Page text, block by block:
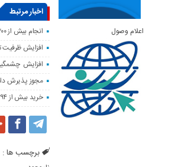
اخبار مرتبط
انجام بیش از ۲۰۰ بازدید از داروخانه‌ها برای پایش وضعیت دارویی لرستان
افزایش ظرفیت
افزایش
مجوز پذیرش دانشجو در ۴ رشته جدید
خرید بیش از ۲۹۴ هزار تن گندم از کشاورزان لرستان
برچسب ها :
اعلام وصول